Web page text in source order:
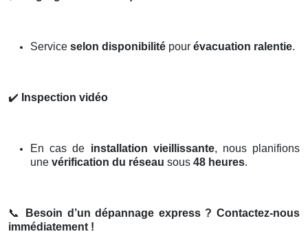
Service selon disponibilité pour évacuation ralentie.
✔️ Inspection vidéo
En cas de installation vieillissante, nous planifions
une vérification du réseau sous 48 heures.
📞
Besoin d’un dépannage express ? Contactez-nous
immédiatement !